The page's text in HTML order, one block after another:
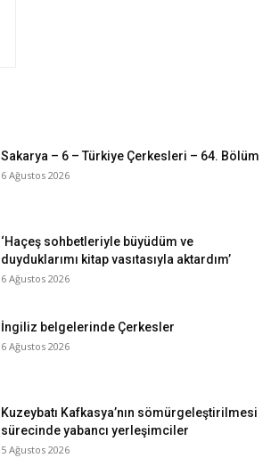
Sakarya – 6 – Türkiye Çerkesleri – 64. Bölüm
6 Ağustos 2026
‘Haçeş sohbetleriyle büyüdüm ve
duyduklarımı kitap vasıtasıyla aktardım’
6 Ağustos 2026
İngiliz belgelerinde Çerkesler
6 Ağustos 2026
Kuzeybatı Kafkasya’nın sömürgeleştirilmesi
sürecinde yabancı yerleşimciler
5 Ağustos 2026